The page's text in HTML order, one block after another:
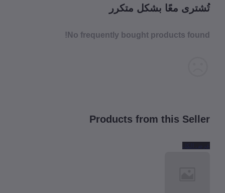
معًا بشكل متكرر
No frequently bought products
Products from this
الكل